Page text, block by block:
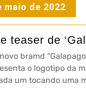
maio de 2022
teaser de
bramd
o logotipo da
um tocando